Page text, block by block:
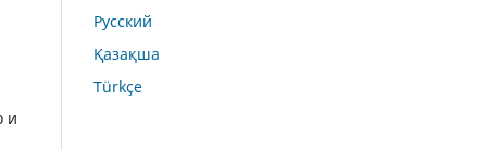
и
Русский
Қазақша
Türkçe